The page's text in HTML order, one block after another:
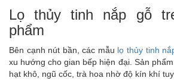
Lọ thủy tinh nắp gỗ
phẩm
Bên cạnh nút bần, các mẫu lọ thủy tinh
xu hướng cho gian bếp hiện đại. Sản
hạt khô, ngũ cốc, trà hoa nhờ độ kín khí